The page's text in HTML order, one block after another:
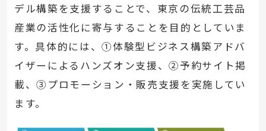
デル構築を支援することで、東京の伝統工芸品
産業の活性化に寄与することを目的としていま
す。具体的には、①体験型ビジネス構築アドバ
イザーによるハンズオン支援、②予約サイト掲
載、③プロモーション・販売支援を実施してい
ます。